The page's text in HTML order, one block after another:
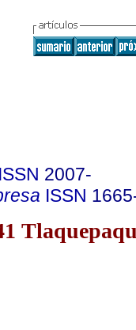
ISSN 2007-
ISSN